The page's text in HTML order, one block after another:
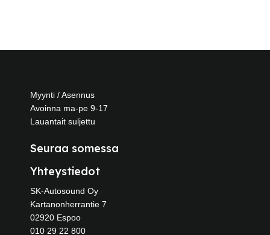
Myynti / Asennus
Avoinna ma-pe 9-17
Lauantait suljettu
Seuraa somessa
Yhteystiedot
SK-Autosound Oy
Kartanonherrantie 7
02920 Espoo
010 29 22 800